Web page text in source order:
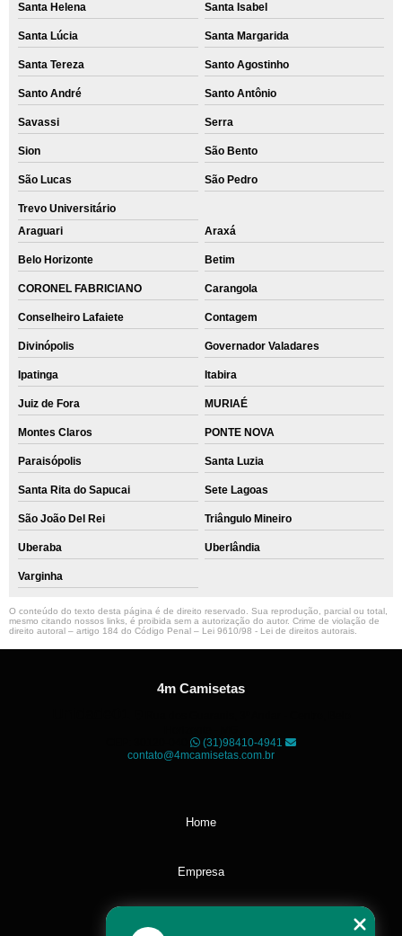
Santa Helena Santa Isabel
Santa Lúcia Santa Margarida
Santa Tereza Santo Agostinho
Santo André Santo Antônio
Savassi Serra
Sion São Bento
São Lucas São Pedro
Trevo Universitário
Araguari
Araxá
Belo Horizonte Betim
CORONEL FABRICIANO Carangola
Conselheiro Lafaiete Contagem
Divinópolis Governador Valadares
Ipatinga Itabira
Juiz de Fora MURIAÉ
Montes Claros PONTE NOVA
Paraisópolis Santa Luzia
Santa Rita do Sapucai Sete Lagoas
São João Del Rei Triângulo Mineiro
Uberaba Uberlândia
Varginha
O conteúdo do texto desta página é de direito reservado. Sua reprodução, parcial ou total,
mesmo citando nossos links, é proibida sem a autorização do autor. Crime de violação de
direito autoral – artigo 184 do Código Penal – Lei 9610/98 - Lei de direitos autorais
4m Camisetas
(31)98410-4941
contato@4mcamisetas.com.br
Home
Empresa